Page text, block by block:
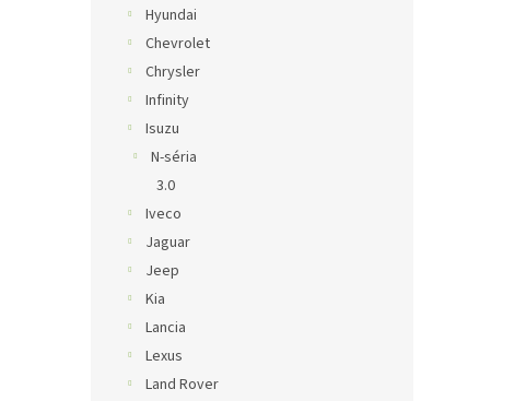
Hyundai
Chevrolet
Chrysler
Infinity
Isuzu
N-séria
3.0
Iveco
Jaguar
Jeep
Kia
Lancia
Lexus
Land Rover